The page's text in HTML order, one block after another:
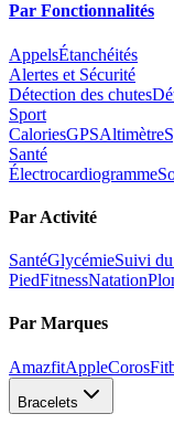
Par Fonctionnalités
AppelsÉtanchéités
Alertes et Sécurité
Détection des chutes
Sport
CaloriesGPSAltimètre
Santé
Électrocardiogramme
Par Activité
SantéGlycémieSuivi
PiedFitnessNatation
Par Marques
AmazfitAppleCoros
Bracelets